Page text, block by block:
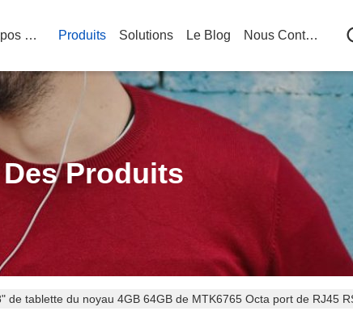
À Propos De Nous Produits Solutions Le Blog Nous Contacter
Produits
de tablette du noyau 4GB 64GB de MTK6765 Octa port de RJ45